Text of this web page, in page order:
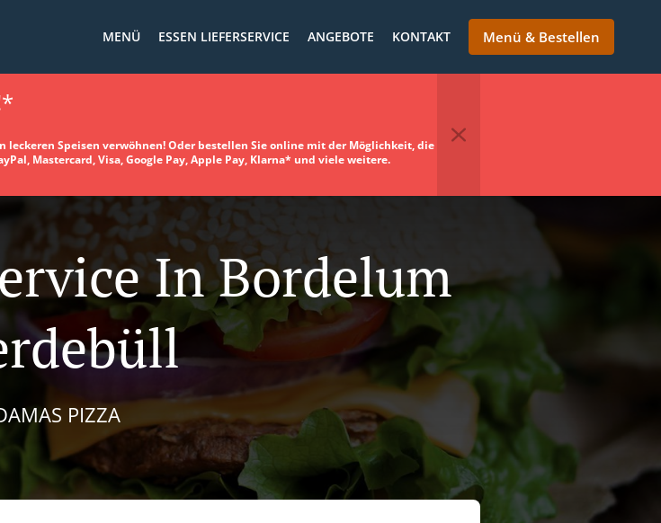
MENÜ ESSEN LIEFERSERVICE ANGEBOTE KONTAKT Menü & Bestellen
leckeren Speisen verwöhnen! Oder bestellen Sie online mit der Möglichkeit, die
Mastercard, Visa, Google Pay, Apple Pay, Klarna* und viele weitere.
In Bordelum
PIZZA